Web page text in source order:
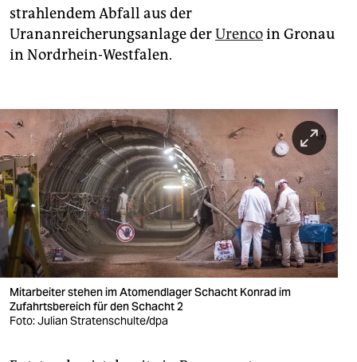
strahlendem Abfall aus der
Urananreicherungsanlage derUrencoin Gronau
in Nordrhein-Westfalen.
Mitarbeiter stehen im Atomendlager Schacht Konrad im
Zufahrtsbereich für den Schacht 2
Foto: Julian Stratenschulte/dpa